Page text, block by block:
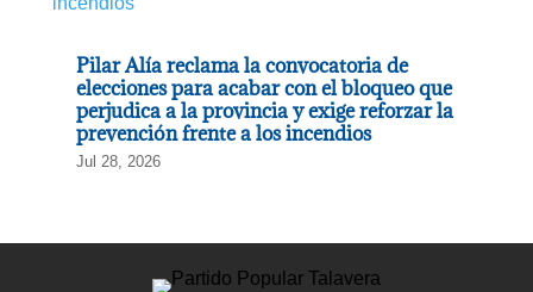
Pilar Alía reclama la convocatoria de
elecciones para acabar con el bloqueo que
perjudica a la provincia y exige reforzar la
prevención frente a los incendios
Jul 28, 2026